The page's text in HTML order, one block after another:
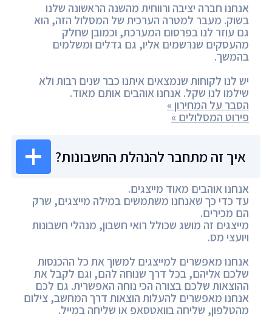
אנחנו חברה יציבה ורווחית מהשנה הראשונה שלנו
בשוק. מעבר למטרה הערכית של המסלול הזה, הוא
גם עוזר לנו בפרסום המערכת, וכמובן שחלק
מהעסקים שנרשמים אליו, גם גדלים ומשלמים
בהמשך.
יש לנו לקוחות שנמצאים איתנו כבר שנים רבות ולא
שילמו לנו שקל. אנחנו אוהבים אותם מאוד.
הסבר על המחירון »
פירוט המסלולים »
איך זה מתחבר להנהלת החשבונות?
אנחנו אוהבים מאוד מייצגים.
עד כדי כך שאנחנו משתמשים במילה מייצגים, שרק
הם מכירים.
מייצגים זה מושג שכולל רואי חשבון, מנהלי חשבונות
ויועצי מס.
אנחנו מאפשרים למייצגים למשוך את כל ההכנסות
שלכם אליהם, בכל דרך שנוחה להם, וגם לקבל את
ההוצאות שלכם בצורה הכי נוחה האפשרית. גם לכם
אנחנו מאפשרים להעלות הוצאות דרך המחשב, צילום
מהטלפון, שליחה בוואטסאפ או שליחה במייל.